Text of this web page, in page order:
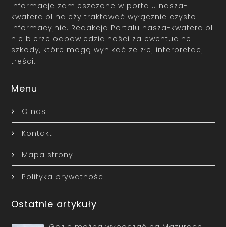
Informacje zamieszczone w portalu nasza-
kwatera.pl należy traktować wyłącznie czysto
informacyjnie. Redakcja Portalu nasza-kwatera.pl
nie bierze odpowiedzialności za ewentualne
szkody, które mogą wynikać ze złej interpretacji
treści.
Menu
O nas
Kontakt
Mapa strony
Polityka prywatności
Ostatnie artykuły